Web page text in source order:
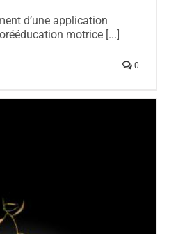
d’une application
motrice [...]
0